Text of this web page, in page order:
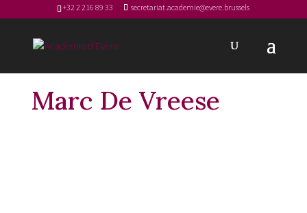
+32 2 216 89 33 secretariat.academie@evere.brussels
Marc De Vreese